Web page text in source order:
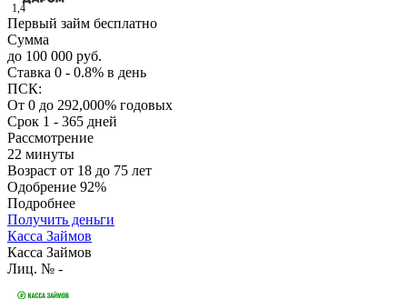
1,4
Первый займ бесплатно
Сумма
до 100 000 руб.
Ставка 0 - 0.8% в день
ПСК:
От 0 до 292,000% годовых
Срок 1 - 365 дней
Рассмотрение
22 минуты
Возраст от 18 до 75 лет
Одобрение 92%
Подробнее
Получить деньги
Касса Займов
Касса Займов
Лиц. № -